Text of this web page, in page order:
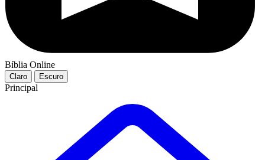
Bíblia Online
Claro Escuro
Principal